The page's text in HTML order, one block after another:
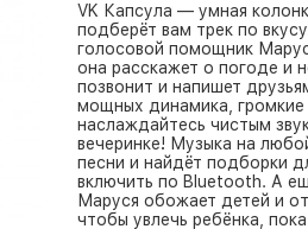
VK Капсула — умная
подберёт вам трек по
голосовой помощник
она расскажет о погоде и
позвонит и напишет
мощных динамика,
наслаждайтесь чистым
вечеринке! Музыка на
песни и найдёт подборки
включить по Bluetooth. А
Маруся обожает детей и
чтобы увлечь ребёнка,